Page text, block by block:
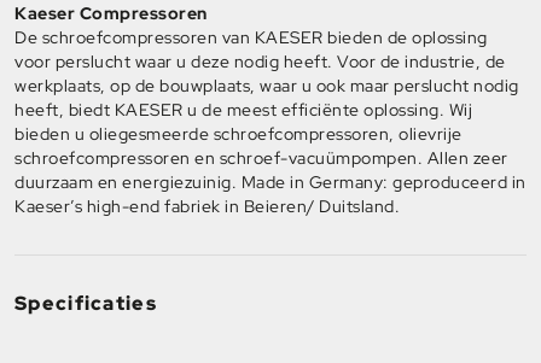
Kaeser Compressoren
De schroefcompressoren van KAESER bieden de oplossing
voor perslucht waar u deze nodig heeft. Voor de industrie, de
werkplaats, op de bouwplaats, waar u ook maar perslucht nodig
heeft, biedt KAESER u de meest efficiënte oplossing. Wij
bieden u oliegesmeerde schroefcompressoren, olievrije
schroefcompressoren en schroef-vacuümpompen. Allen zeer
duurzaam en energiezuinig. Made in Germany: geproduceerd in
Kaeser’s high-end fabriek in Beieren/ Duitsland.
Specificaties